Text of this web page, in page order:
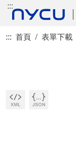
:::
::: 首頁 表單下載